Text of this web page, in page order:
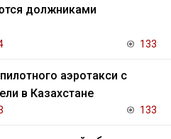
должниками
133
аэротакси с
в Казахстане
133